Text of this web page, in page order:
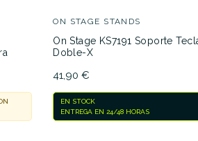
ON STAGE STANDS
On Stage KS7191 Soporte
Doble-X
41,90 €
EN STOCK
ENTREGA EN 24/48 HORAS